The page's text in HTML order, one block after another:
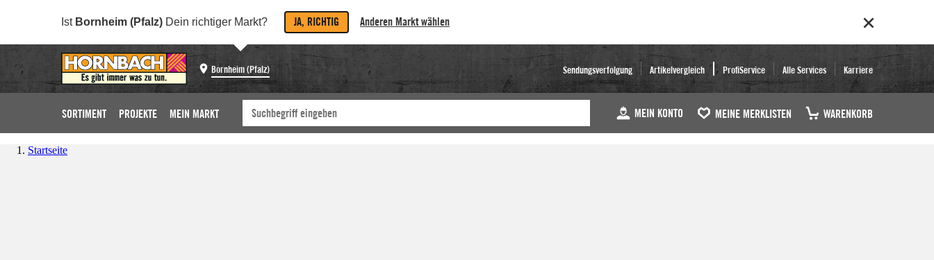
Ist Bornheim (Pfalz) Dein richtiger Markt? JA, RICHTIG Anderen Markt wählen
Bornheim (Pfalz) Sendungsverfolgung Artikelvergleich ProfiService Alle Services Karriere
SORTIMENT PROJEKTE MEIN MARKT MEIN KONTO MEINE MERKLISTEN WARENKORB
Startseite